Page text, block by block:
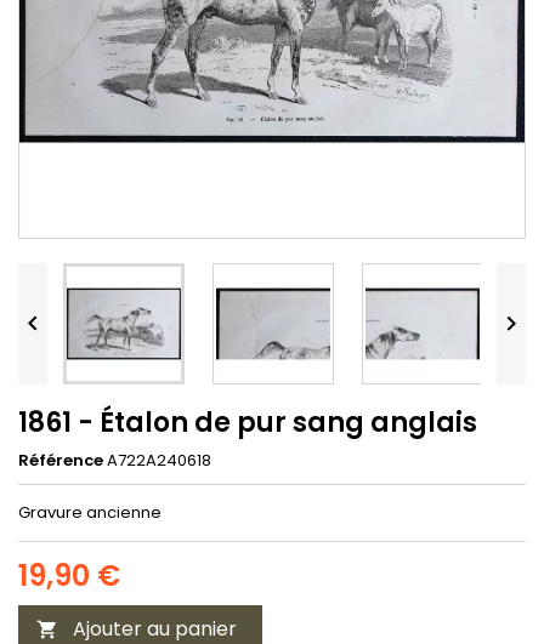
 
1861 - Étalon de pur sang anglais
RéférenceA722A240618
Gravure ancienne
19,90 €
 Ajouter au panier